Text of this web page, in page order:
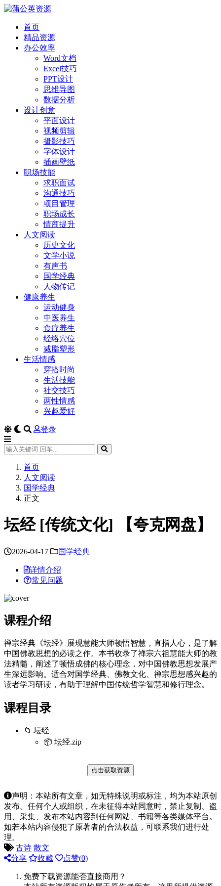
首页
精品资源
办公效率
Word文档
Excel技巧
PPT设计
思维导图
数据分析
设计创意
平面设计
视频剪辑
摄影技巧
字体设计
插画壁纸
职场技能
求职面试
沟通技巧
项目管理
职场成长
情商提升
人文阅读
历史文化
文学小说
有声书
国学经典
人物传记
健康养生
运动健身
中医养生
食疗养生
经络穴位
减脂塑形
生活情感
穿搭时尚
生活技能
社交技巧
两性情感
兴趣爱好
登录
首页
人文阅读
国学经典
正文
坛经 [传统文化] 【夸克网盘】
2026-04-17 国学经典
详情介绍
常见问题
课程介绍
禅宗经典《坛经》展现慧能大师顿悟智慧，直指人心，是了解
中国佛教思想的必读之作。本书收录了禅宗六祖慧能大师的教
法精髓，阐述了顿悟成佛的核心理念，对中国佛教思想发展产
生深远影响。适合对国学经典、佛教文化、禅宗思想感兴趣的
读者学习研读，有助于理解中国传统哲学智慧和修行理念。
课程目录
📁 坛经
📦 坛经.zip
点击获取资源
声明：本站所有文章，如无特殊说明或标注，均为本站原创
发布。任何个人或组织，在未征得本站同意时，禁止复制、盗
用、采集、发布本站内容到任何网站、书籍等各类媒体平台。
如若本站内容侵犯了原著者的合法权益，可联系我们进行处
理。
古诗 散文
分享
收藏 点赞(0)
免费下载资源能否直接商用？